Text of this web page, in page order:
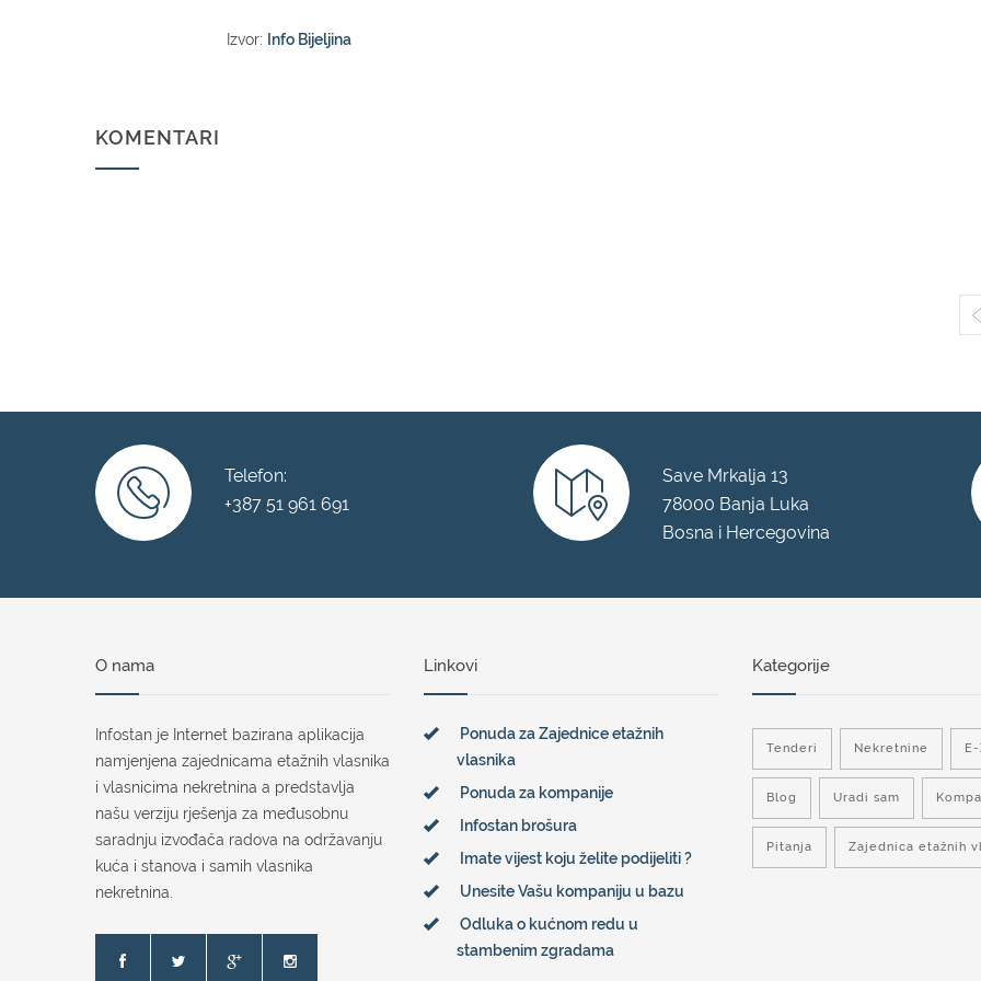
Izvor: Info Bijeljina
KOMENTARI
Telefon:
+387 51 961 691
Save Mrkalja 13
78000 Banja Luka
Bosna i Hercegovina
O nama
Infostan je Internet bazirana aplikacija
namjenjena zajednicama etažnih vlasnika
i vlasnicima nekretnina a predstavlja
našu verziju rješenja za međusobnu
saradnju izvođača radova na održavanju
kuća i stanova i samih vlasnika
nekretnina.
Linkovi
Ponuda za Zajednice etažnih
vlasnika
Ponuda za kompanije
Infostan brošura
Imate vijest koju želite podijeliti ?
Unesite Vašu kompaniju u bazu
Odluka o kućnom redu u
stambenim zgradama
Kategorije
Tenderi Nekretnine
Blog Uradi sam
Pitanja Zajednica etažnih